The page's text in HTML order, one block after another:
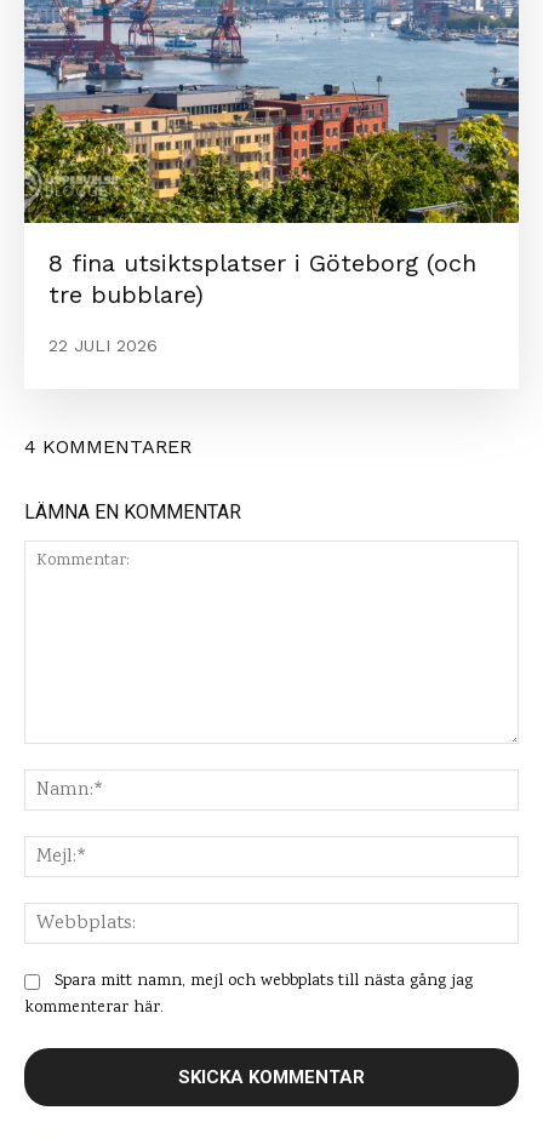
8 fina utsiktsplatser i Göteborg (och
tre bubblare)
22 JULI 2026
4 KOMMENTARER
LÄMNA EN KOMMENTAR
Spara mitt namn, mejl och webbplats till nästa gång jag
kommenterar här.